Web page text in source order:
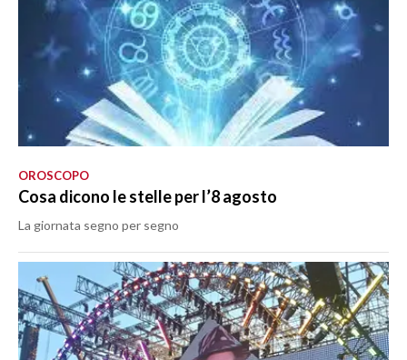
OROSCOPO
Cosa dicono le stelle per l’8 agosto
La giornata segno per segno